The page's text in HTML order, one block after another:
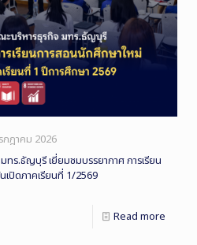
กฎาคม 2026
ร.ธัญบุรี เยี่ยมชมบรรยากาศ การเรียน
เปิดภาคเรียนที่ 1/2569
Read more